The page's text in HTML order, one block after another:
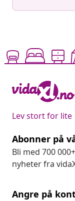
Lev stort for lite
Abonner på
Bli med 700
nyheter fra
Angre på